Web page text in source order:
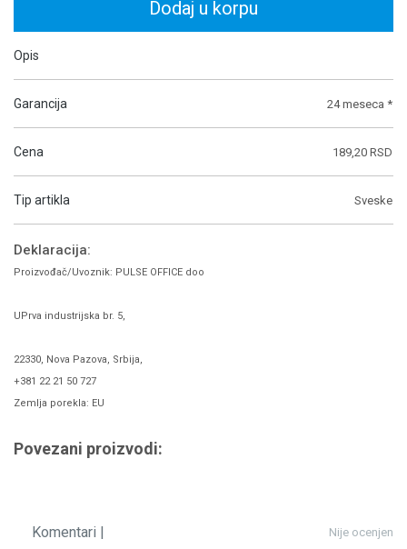
Dodaj u korpu
Opis
Garancija 24 meseca *
Cena 189,20 RSD
Tip artikla Sveske
Deklaracija:
Proizvođač/Uvoznik: PULSE OFFICE doo
UPrva industrijska br. 5,
22330, Nova Pazova, Srbija,
+381 22 21 50 727
Zemlja porekla: EU
Povezani proizvodi:
Nije ocenjen
Komentari |